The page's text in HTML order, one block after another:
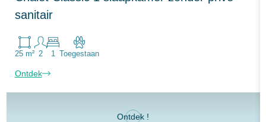
sanitair
25 m² 2 1 Toegestaan
Ontdek
Ontdek !